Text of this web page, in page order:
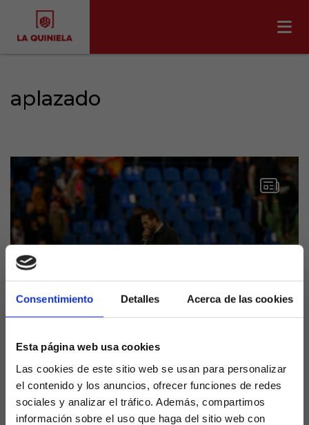
Consentimiento Detalles Acerca de las cookies
Esta página web usa cookies
Las cookies de este sitio web se usan para personalizar
el contenido y los anuncios, ofrecer funciones de redes
sociales y analizar el tráfico. Además, compartimos
información sobre el uso que haga del sitio web con
aplazado
Suspendidos el Espanyol-
Valencia y el Tenerife-
La Real Federación Española de Fútbol ha
confirmado este pasado miércoles la
suspensión de dos partidos, el Espanyol-
Valencia y el Tenerife-Levante. La catástrofe
producida por la DANA que azotó con...